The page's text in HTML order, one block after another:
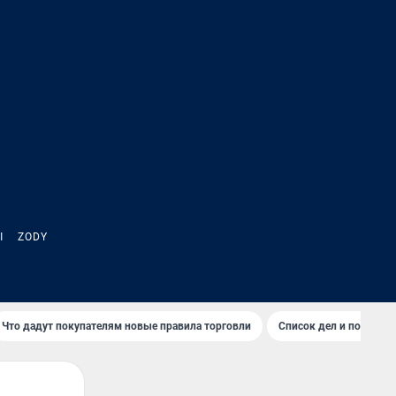
ZODY
Что дадут покупателям новые правила торговли Список дел и покупок